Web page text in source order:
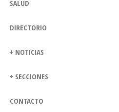
SALUD
DIRECTORIO
+ NOTICIAS
+ SECCIONES
CONTACTO